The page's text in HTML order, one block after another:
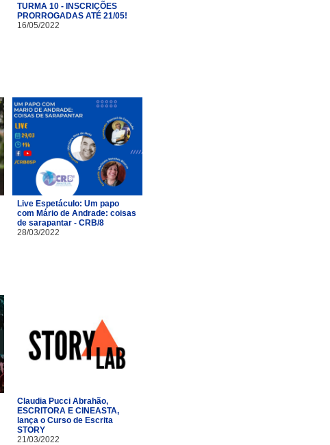
TURMA 10 - INSCRIÇÕES
PRORROGADAS ATÉ 21/05!
16/05/2022
Live Espetáculo: Um papo
com Mário de Andrade: coisas
de sarapantar - CRB/8
28/03/2022
Claudia Pucci Abrahão,
ESCRITORA E CINEASTA,
lança o Curso de Escrita
STORY
21/03/2022